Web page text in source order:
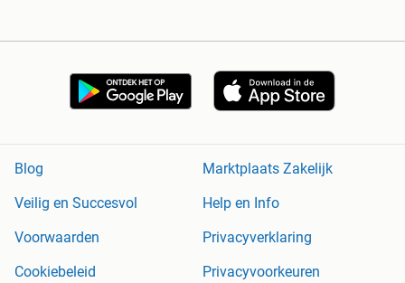
Blog
Marktplaats Zakelijk
Veilig en Succesvol
Help en Info
Voorwaarden
Privacyverklaring
Cookiebeleid
Privacyvoorkeuren